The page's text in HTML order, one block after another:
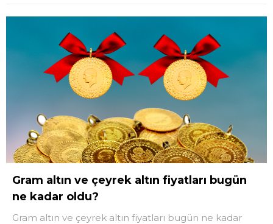
Gram altın ve çeyrek altın fiyatları bugün
ne kadar oldu?
Gram altın ve çeyrek altın fiyatları bugün ne kadar